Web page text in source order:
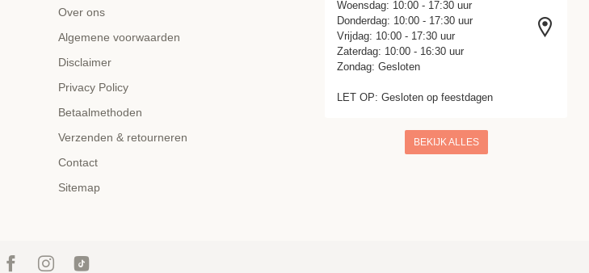
Over ons
Algemene voorwaarden
Disclaimer
Privacy Policy
Betaalmethoden
Verzenden & retourneren
Contact
Sitemap
Woensdag: 10:00 - 17:30 uur
Donderdag: 10:00 - 17:30 uur
Vrijdag: 10:00 - 17:30 uur
Zaterdag: 10:00 - 16:30 uur
Zondag: Gesloten
LET OP: Gesloten op feestdagen
BEKIJK ALLES